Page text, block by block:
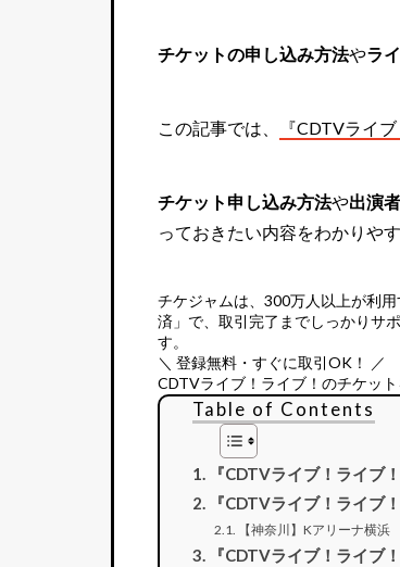
チケットの申し込み方法やラ
この記事では、 『CDTVライ
チケット申し込み方法や出演者
っておきたい内容をわかりや
チケジャムは、 300万人以上が利
済」で、取引完了までしっかりサ
す。
＼ 登録無料・すぐに取引OK！ ／
CDTVライブ！ライブ！のチケッ
Table of Contents
『CDTVライブ！ライブ
『CDTVライブ！ライブ
【神奈川】Kアリーナ横浜
『CDTVライブ！ライブ